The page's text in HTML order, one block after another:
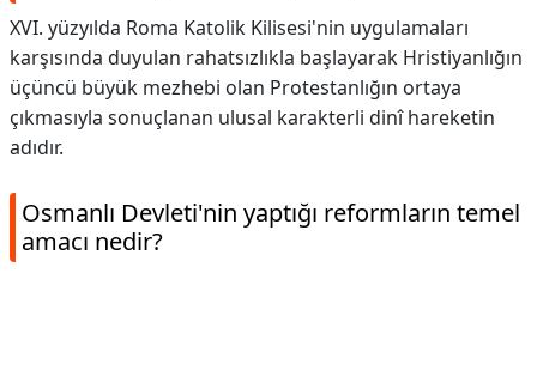
XVI. yüzyılda Roma Katolik Kilisesi'nin uygulamaları
karşısında duyulan rahatsızlıkla başlayarak Hristiyanlığın
üçüncü büyük mezhebi olan Protestanlığın ortaya
çıkmasıyla sonuçlanan ulusal karakterli dinî hareketin
adıdır.
Osmanlı Devleti'nin yaptığı reformların temel
amacı nedir?